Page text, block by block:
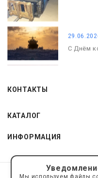
С Днём
КОНТАКТЫ
КАТАЛОГ
ИНФОРМАЦИЯ
© 2019—2026 Интернет
Мы используем файлы